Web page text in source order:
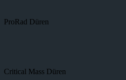
ProRad Düren
Critical Mass Düren